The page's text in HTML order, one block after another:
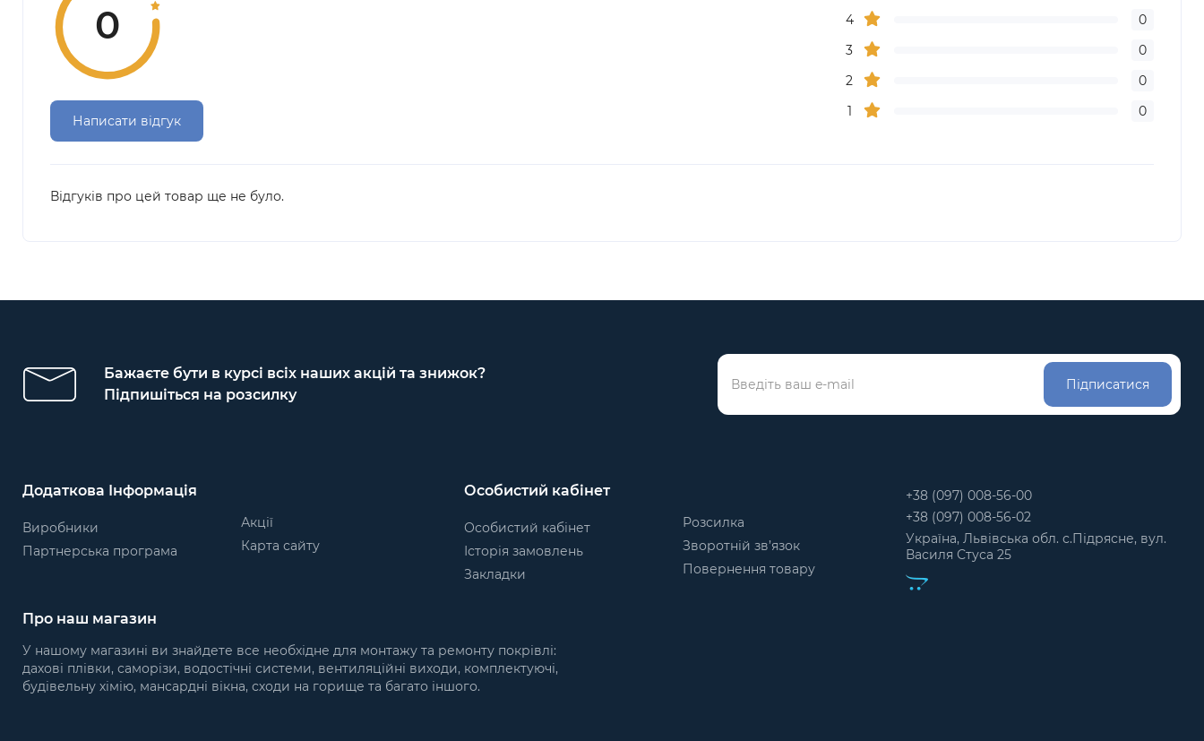
0
Написати відгук
4
0
3
0
2
0
1
0
Відгуків про цей товар ще не було.
Бажаєте бути в курсі всіх наших акцій та знижок?
Підпишіться на розсилку
Підписатися
Додаткова Інформація
Виробники
Партнерська програма
Акції
Карта сайту
Особистий кабінет
Особистий кабінет
Історія замовлень
Закладки
Розсилка
Зворотній зв’язок
Повернення товару
+38 (097) 008-56-00
+38 (097) 008-56-02
Україна, Львівська обл. с.Підрясне, вул.
Василя Стуса 25
Про наш магазин
У нашому магазині ви знайдете все необхідне для монтажу та ремонту покрівлі:
дахові плівки, саморізи, водостічні системи, вентиляційні виходи, комплектуючі,
будівельну хімію, мансардні вікна, сходи на горище та багато іншого.